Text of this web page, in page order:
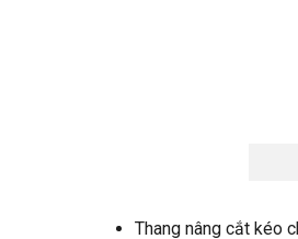
Thang nâng cắt kéo